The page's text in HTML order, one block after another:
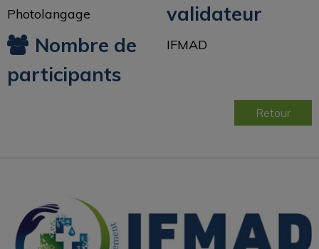
Photolangage
Nombre de
participants
validateur
IFMAD
Retour